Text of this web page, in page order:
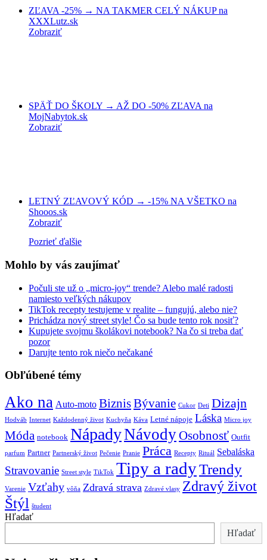
ZĽAVA -25% → NA TAKMER CELÝ NÁKUP na
XXXLutz.sk
Zobraziť
SPÄŤ DO ŠKOLY → AŽ DO -50% ZĽAVA na
MojNabytok.sk
Zobraziť
LETNÝ ZĽAVOVÝ KÓD → -15% NA VŠETKO na
Shooos.sk
Zobraziť
Pozrieť ďalšie
Mohlo by vás zaujímať
Počuli ste už o „micro-joy“ trende? Alebo malé radosti
namiesto veľkých nákupov
TikTok recepty testujeme v realite – fungujú, alebo nie?
Prichádza nový street style! Čo sa bude tento rok nosiť?
Kupujete svojmu školákovi notebook? Na čo si treba dať
pozor
Darujte tento rok niečo nečakané
Obľúbené témy
Ako na Auto-moto BiznisBývanie Cukor Deti Dizajn
Hodváb Internet Každodenný život Kuchyňa Káva Letné nápoje Láska Micro joy
Móda notebook NápadyNávodyOsobnosť Outfit
parfum Partner Partnerský život Pečenie Pranie Práca Recepty Rituál Sebaláska
Stravovanie Street style TikTok Tipy a radyTrendy
Varenie Vzťahy vôňa Zdravá strava Zdravé vlasy Zdravý život
Štýl študent
Hľadať
Hľadať